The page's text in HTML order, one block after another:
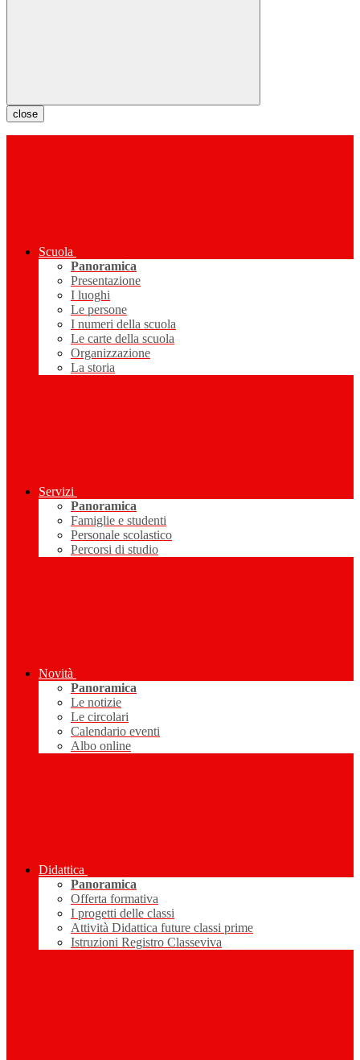
close
Scuola
Panoramica
Presentazione
I luoghi
Le persone
I numeri della scuola
Le carte della scuola
Organizzazione
La storia
Servizi
Panoramica
Famiglie e studenti
Personale scolastico
Percorsi di studio
Novità
Panoramica
Le notizie
Le circolari
Calendario eventi
Albo online
Didattica
Panoramica
Offerta formativa
I progetti delle classi
Attività Didattica future classi prime
Istruzioni Registro Classeviva